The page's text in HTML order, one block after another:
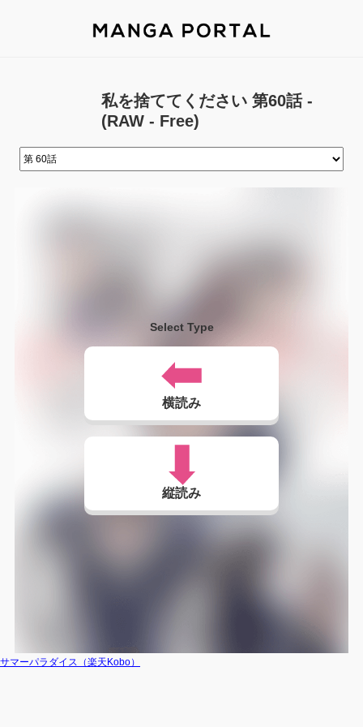
私を捨ててください 第60話 -
(RAW - Free)
Select Type
横読み
縦読み
サマーパラダイス（楽天Kobo）